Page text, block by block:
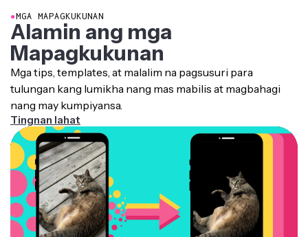
Alamin ang mga
Mapagkukunan
Mga tips, templates, at malalim na pagsusuri para
tulungan kang lumikha nang mas mabilis at magbahagi
nang may kumpiyansa.
Tingnan lahat